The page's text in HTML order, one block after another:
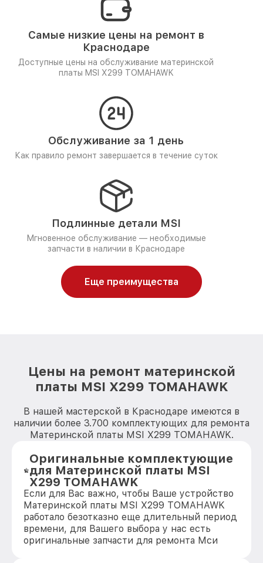
Самые низкие цены на ремонт в
Краснодаре
Доступные цены на обслуживание материнской
платы MSI X299 TOMAHAWK
Обслуживание за 1 день
Как правило ремонт завершается в течение суток
Подлинные детали MSI
Мгновенное обслуживание — необходимые
запчасти в наличии в Краснодаре
Еще преимущества
Цены на ремонт материнской
платы MSI X299 TOMAHAWK
В нашей мастерской в Краснодаре имеются в
наличии более 3.700 комплектующих для ремонта
Материнской платы MSI X299 TOMAHAWK.
Оригинальные комплектующие
для Материнской платы MSI
X299 TOMAHAWK
Если для Вас важно, чтобы Ваше устройство
Материнской платы MSI X299 TOMAHAWK
работало безотказно еще длительный период
времени, для Вашего выбора у нас есть
оригинальные запчасти для ремонта Мси